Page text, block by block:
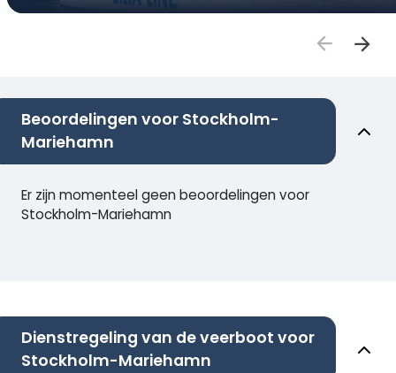
Beoordelingen voor Stockholm-
Mariehamn
Er zijn momenteel geen beoordelingen voor
Stockholm-Mariehamn
Dienstregeling van de veerboot voor
Stockholm-Mariehamn